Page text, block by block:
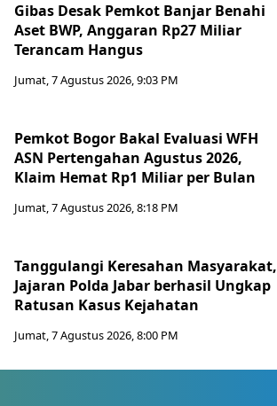
Gibas Desak Pemkot Banjar Benahi
Aset BWP, Anggaran Rp27 Miliar
Terancam Hangus
Jumat, 7 Agustus 2026, 9:03 PM
Pemkot Bogor Bakal Evaluasi WFH
ASN Pertengahan Agustus 2026,
Klaim Hemat Rp1 Miliar per Bulan
Jumat, 7 Agustus 2026, 8:18 PM
Tanggulangi Keresahan Masyarakat,
Jajaran Polda Jabar berhasil Ungkap
Ratusan Kasus Kejahatan
Jumat, 7 Agustus 2026, 8:00 PM